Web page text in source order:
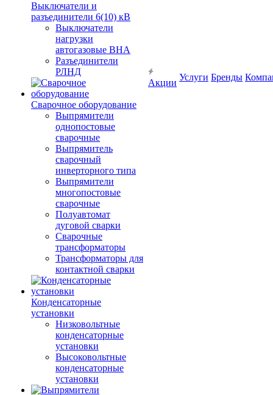
Выключатели и
разъединители 6(10) кВ
Выключатели
нагрузки
автогазовые ВНА
Разъединители
РЛНД
Сварочное оборудование
Выпрямители
однопостовые
сварочные
Выпрямитель
сварочный
инверторного типа
Выпрямители
многопостовые
сварочные
Полуавтомат
дуговой сварки
Сварочные
трансформаторы
Трансформаторы для
контактной сварки
Конденсаторные
установки
Низковольтные
конденсаторные
установки
Высоковольтные
конденсаторные
установки
Акции
Услуги Бренды